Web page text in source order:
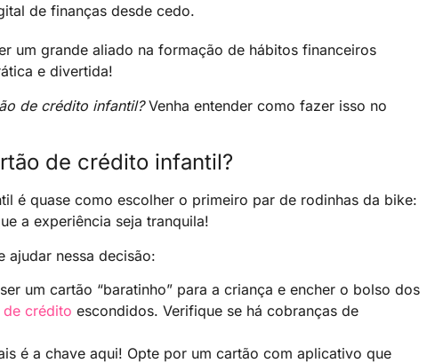
de finanças desde cedo.
um grande aliado na formação de hábitos financeiros
e divertida!
de crédito infantil?Venha entender como fazer isso no
de crédito infantil?
é quase como escolher o primeiro par de rodinhas da bike:
a experiência seja tranquila!
ajudar nessa decisão:
um cartão “baratinho” para a criança e encher o bolso dos
crédito escondidos. Verifique se há cobranças de
é a chave aqui! Opte por um cartão com aplicativo que